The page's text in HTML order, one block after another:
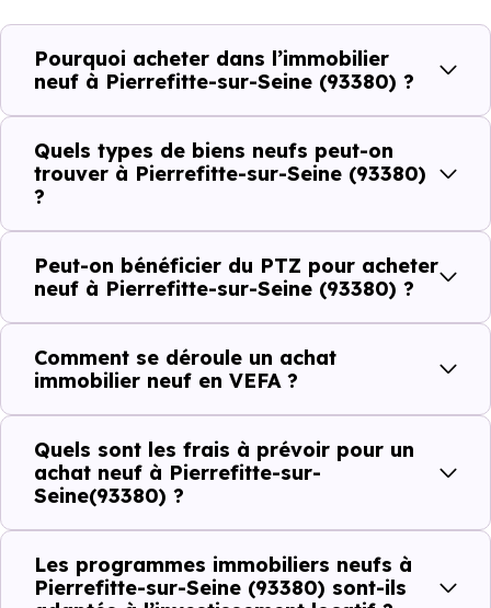
démographique qui renseigne directement sur la
demande locative locale et les typologies de biens les
plus recherchées.
Côté cadre de vie, Pierrefitte-sur-Seine (93380) dispose
de 36 commerces, 42 professions médicales et 20
établissements scolaires. Des équipements du quotidien
qui constituent autant d'arguments concrets pour habiter
ou investir dans la commune.
Combien coûte un logement à Pierrefitte-
sur-Seine (93380) ?
C'est souvent la première question. Voici les repères de
prix à connaître pour un achat immobilier à Pierrefitte-
sur-Seine (93380) :
Prix
Prix
Prix
Pourquoi acheter dans l’immobilier
neuf à Pierrefitte-sur-Seine (93380) ?
Quels types de biens neufs peut-on
trouver à Pierrefitte-sur-Seine (93380)
?
Peut-on bénéficier du PTZ pour acheter
neuf à Pierrefitte-sur-Seine (93380) ?
Comment se déroule un achat
immobilier neuf en VEFA ?
Quels sont les frais à prévoir pour un
achat neuf à Pierrefitte-sur-
Seine(93380) ?
Les programmes immobiliers neufs à
Pierrefitte-sur-Seine (93380) sont-ils